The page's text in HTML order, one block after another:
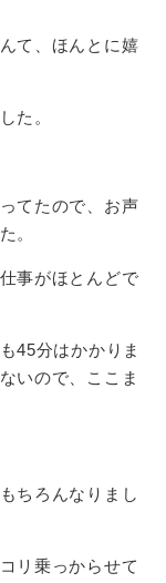
て、ほんとに嬉
た。
てたので、お声
。
事がほとんどで
45分はかかりま
いので、ここま
ちろんなりまし
リ乗っからせて